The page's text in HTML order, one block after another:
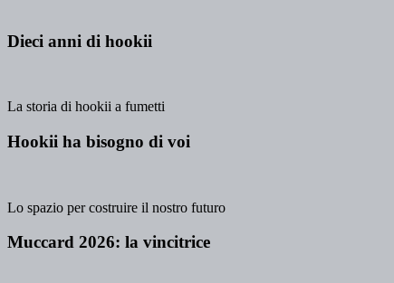
Dieci anni di hookii
La storia di hookii a fumetti
Hookii ha bisogno di voi
Lo spazio per costruire il nostro futuro
Muccard 2026: la vincitrice